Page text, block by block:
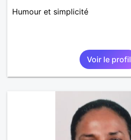
Humour et simplicité
Voir le profil